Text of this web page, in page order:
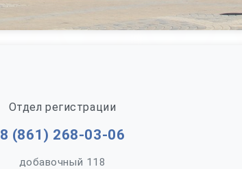
Отдел регистрации
8 (861) 268-03-06
добавочный 118